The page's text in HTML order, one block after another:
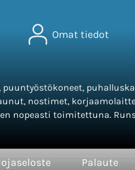
Omat tiedot
puuntyöstökoneet,
nostimet,
nopeasti toimitettuna.
Palaute